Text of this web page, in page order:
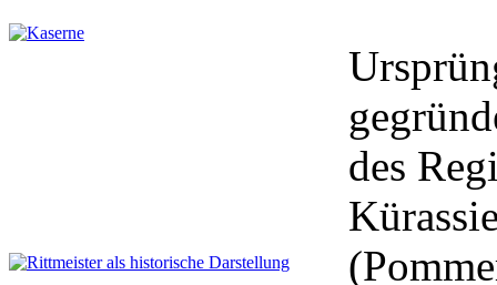
des